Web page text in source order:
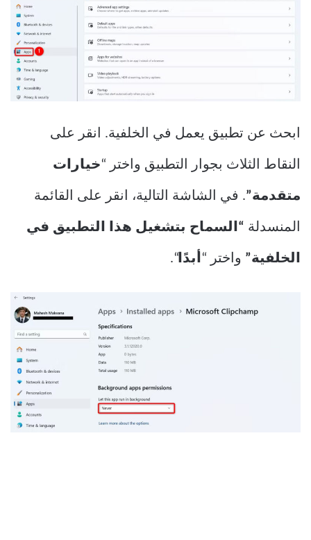
ابحث عن تطبيق يعمل في الخلفية. انقر على
النقاط الثلاث بجوار التطبيق واختر “خيارات
متقدمة”. في الشاشة التالية، انقر على القائمة
المنسدلة “السماح بتشغيل هذا التطبيق في
الخلفية” واختر “ أبدًا“.